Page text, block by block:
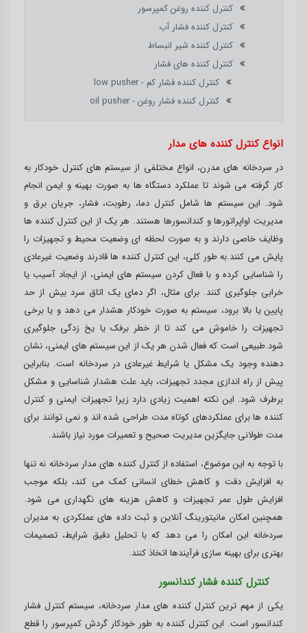
کنترل کننده روغن کمپرسور
کنترل کننده فشار آب
کنترل کننده شیر انبساط
کنترل کننده های فشار
کنترل کننده فشار کم - low pusher
کنترل کننده فشار روغن - oil pusher
انواع کنترل کننده های مدار
در سردخانه های مدرن، انواع مختلفی از سیستم های کنترل خودکار به
کار گرفته می شوند تا عملکرد دستگاه ها به صورت بهینه و ایمن انجام
شود. این سیستم ها شامل کنترل دما، رطوبت، فشار، جریان برق و
مدیریت اواپراتورها و کندانسورها هستند. هر یک از این کنترل کننده ها
وظایف خاصی دارند و به صورت لحظه ای وضعیت محیط و تجهیزات را
پایش می کنند.به طور کلی، این کنترل کننده ها قادرند وضعیت غیرعادی
را شناسایی کرده و با فعال کردن سیستم های ایمنی، از ایجاد آسیب یا
خرابی جلوگیری کنند. برای مثال، اگر دمای یک اتاق سرد بیش از حد
پایین یا بالا برود، سیستم به صورت خودکار هشدار می دهد و یا برخی
تجهیزات را خاموش می کند تا از خطر برفک یا یخ زدگی جلوگیری
شود.طبیعی است که فعال شدن هر یک از این سیستم های ایمنی، نشان
دهنده وجود یک مشکل یا شرایط غیرعادی در سردخانه است. بنابراین
پیش از راه اندازی مجدد تجهیزات، باید علت هشدار شناسایی و مشکل
برطرف شود. این نکته اهمیت زیادی دارد زیرا تجهیزات ایمنی و کنترل
کننده ها برای عملکردهای کوتاه مدت طراحی شده اند و نمی توانند برای
مدت طولانی جایگزین مدیریت صحیح و تعمیرات مورد نیاز باشند.
با توجه به این موضوع، استفاده از کنترل کننده های مدار سردخانه نه تنها
به افزایش دقت و کاهش خطای انسانی کمک می کند، بلکه موجب
افزایش طول عمر تجهیزات و کاهش هزینه های نگهداری می شود.
همچنین امکان مانیتورینگ آنلاین و ثبت داده های عملکردی به مدیران
سردخانه این امکان را می دهد که با تحلیل دقیق شرایط، تصمیمات
بهتری برای بهینه سازی فرآیندها اتخاذ کنند.
کنترل کننده فشار کندانسور
یکی از مهم ترین کنترل کننده های مدار سردخانه، سیستم کنترل فشار
کندانسور است. این کنترل کننده به طور خودکار گردش کمپرسور را قطع